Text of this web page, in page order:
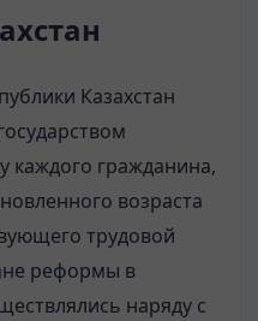
Казахстан
каждого гражданина,
возраста
трудовой
реформы в
наряду с